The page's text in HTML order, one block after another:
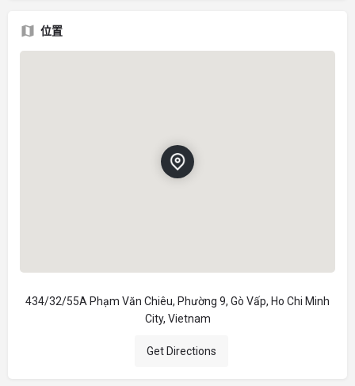
位置
434/32/55A Phạm Văn Chiêu, Phường 9, Gò Vấp, Ho Chi Minh
City, Vietnam
Get Directions